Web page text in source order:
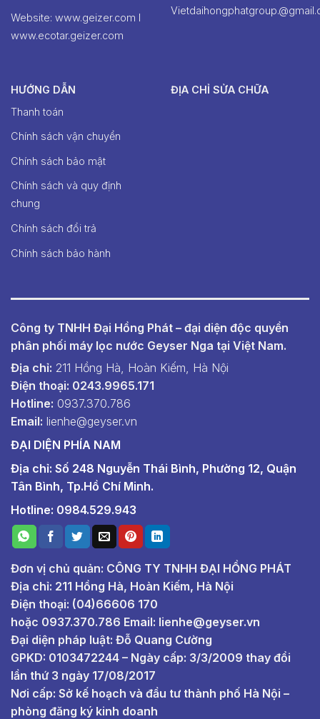
Website: www.geizer.com I
www.ecotar.geizer.com
HƯỚNG DẪN
Thanh toán
Chính sách vận chuyển
Chính sách bảo mật
Chính sách và quy định
chung
Chính sách đổi trả
Chính sách bảo hành
ĐỊA CHỈ SỬA CHỮA
Công ty TNHH Đại Hồng Phát – đại diện độc quyền
phân phối máy lọc nước Geyser Nga tại Việt Nam.
Địa chỉ: 211 Hồng Hà, Hoàn Kiếm, Hà Nội
Điện thoại: 0243.9965.171
Hotline: 0937.370.786
Email: lienhe@geyser.vn
ĐẠI DIỆN PHÍA NAM
Địa chỉ: Số 248 Nguyễn Thái Bình, Phường 12, Quận
Tân Bình, Tp.Hồ Chí Minh.
Hotline: 0984.529.943
Đơn vị chủ quản: CÔNG TY TNHH ĐẠI HỒNG PHÁT
Địa chỉ: 211 Hồng Hà, Hoàn Kiếm, Hà Nội
Điện thoại: (04)66606 170
hoặc 0937.370.786 Email: lienhe@geyser.vn
Đại diện pháp luật: Đỗ Quang Cường
GPKD: 0103472244 – Ngày cấp: 3/3/2009 thay đổi
lần thứ 3 ngày 17/08/2017
Nơi cấp: Sở kế hoạch và đầu tư thành phố Hà Nội –
phòng đăng ký kinh doanh